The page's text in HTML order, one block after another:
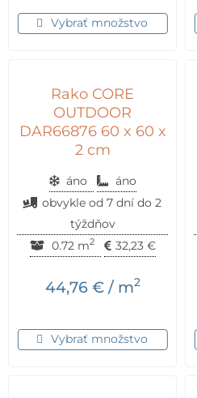
Vybrať množstvo
Rako CORE
OUTDOOR
DAR66876 60 x 60 x
2 cm
áno
áno
obvykle od 7 dní do 2
týždňov
0.72 m2 32,23 €
44,76 €/ m2
Vybrať množstvo